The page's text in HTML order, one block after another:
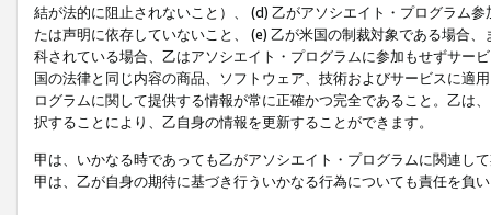
結が法的に阻止されないこと）、 (d) 乙がアソシエイト・プログラム
たは声明に依存していないこと、 (e) 乙が米国の制裁対象である場合
科されている場合、乙はアソシエイト・プログラムに参加もせずサー
国の法律と同じ内容の商品、ソフトウェア、技術およびサービスに適
ログラムに関して提供する情報が常に正確かつ完全であること。乙は
択することにより、乙自身の情報を更新することができます。
甲は、いかなる時であっても乙がアソシエイト・プログラムに関連し
甲は、乙が自身の期待に基づき行ういかなる行為についても責任を負